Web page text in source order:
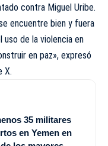
contra Miguel Uribe.
encuentre bien y fuera
uso de la violencia en
en paz», expresó
X.
35 militares
en Yemen en